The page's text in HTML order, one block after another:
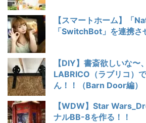
【スマートホーム】「
「SwitchBot」を連携さ
【DIY】書斎欲しいな〜
LABRICO（ラブリコ）
ん！！（Barn Door編）
【WDW】Star
ナルBB-8を作る！！